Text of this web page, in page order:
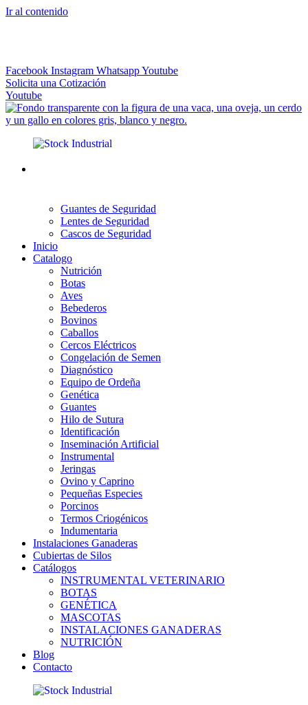
Ir al contenido
Facebook Instagram WhatsappYoutube
Solicita una Cotización
Youtube
Guantes de Seguridad
Lentes de Seguridad
Cascos de Seguridad
Inicio
Catalogo
Nutrición
Botas
Aves
Bebederos
Bovinos
Caballos
Cercos Eléctricos
Congelación de Semen
Diagnóstico
Equipo de Ordeña
Genética
Guantes
Hilo de Sutura
Identificación
Inseminación Artificial
Instrumental
Jeringas
Ovino y Caprino
Pequeñas Especies
Porcinos
Termos Criogénicos
Indumentaria
Instalaciones Ganaderas
Cubiertas de Silos
Catálogos
INSTRUMENTAL VETERINARIO
BOTAS
GENÉTICA
MASCOTAS
INSTALACIONES GANADERAS
NUTRICIÓN
Blog
Contacto